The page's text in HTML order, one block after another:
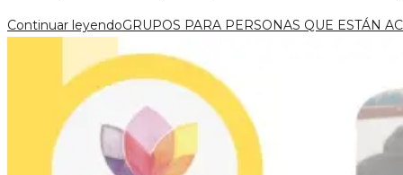
Continuar leyendoGRUPOS PARA PERSONAS QUE ESTÁN